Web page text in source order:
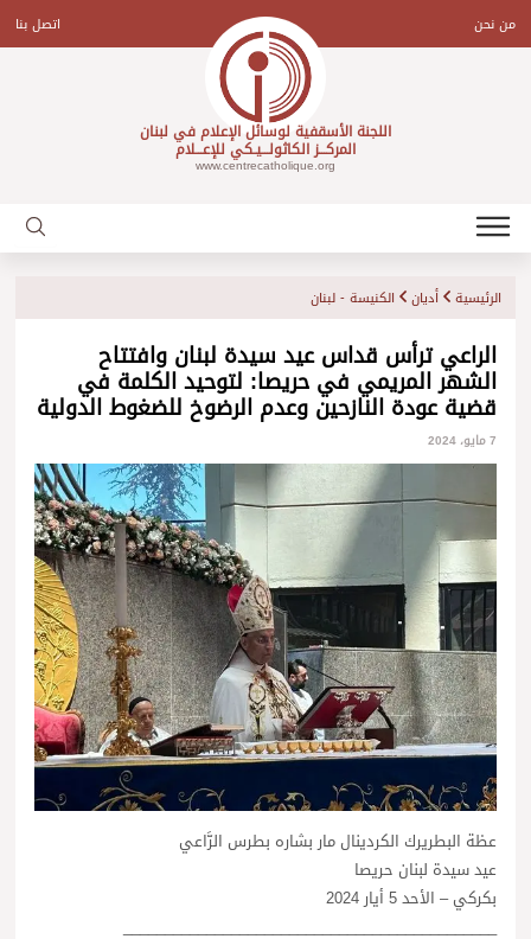
contentمن نحن اتصل بنا
اللجنة الأسقفية لوسائل الإعلام في لبنان
المركـــز الكاثولـــيـكي للإعـــلام
www.centrecatholique.org
الرئيسية أديان الكنيسة - لبنان
الراعي ترأس قداس عيد سيدة لبنان وافتتاح
الشهر المريمي في حريصا: لتوحيد الكلمة في
قضية عودة النازحين وعدم الرضوخ للضغوط الدولية
7 مايو، 2024
عظة البطريرك الكردينال مار بشاره بطرس الرَّاعي
عيد سيدة لبنان حريصا
بكركي – الأحد 5 أيار 2024